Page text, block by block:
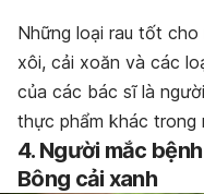
Những loại rau tốt
xôi, cải xoăn và các
của các bác sĩ là
thực phẩm khác trong
4. Người mắc
Bông cải xanh